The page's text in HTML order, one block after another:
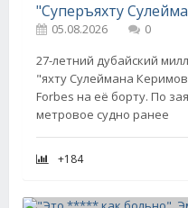
05.08.2026
0
27-летний дубайский
"яхту Сулеймана
Forbes на её борту. По
метровое судно ранее
+184